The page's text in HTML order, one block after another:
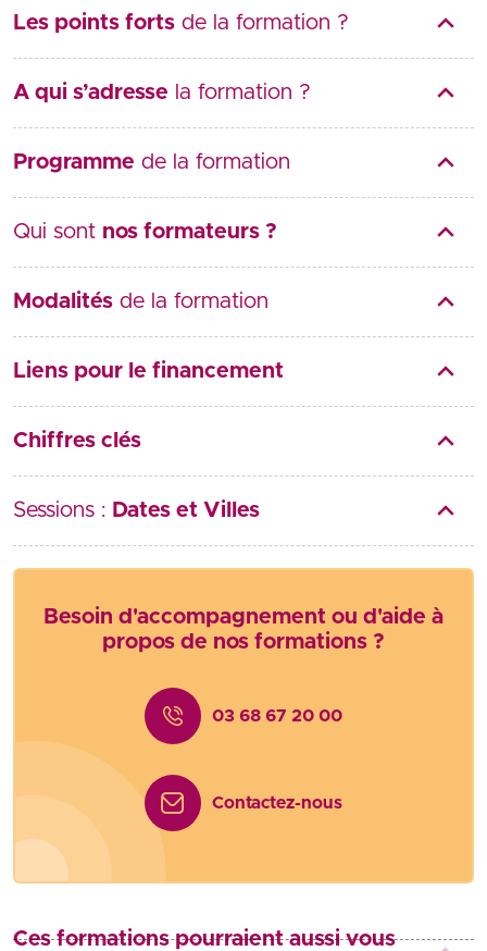
Les points forts de la formation ?
A qui s’adresse la formation ?
Programme de la formation
Qui sont nos formateurs ?
Modalités de la formation
Liens pour le financement
Chiffres clés
Sessions : Dates et Villes
Besoin d'accompagnement ou d'aide à
propos de nos formations ?
03 68 67 20 00
Contactez-nous
Ces formations pourraient aussi vous